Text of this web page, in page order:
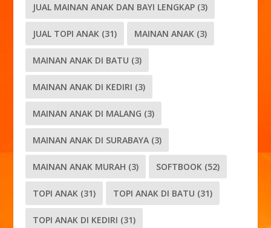
JUAL MAINAN ANAK DAN BAYI LENGKAP (3)
JUAL TOPI ANAK (31) MAINAN ANAK (3)
MAINAN ANAK DI BATU (3)
MAINAN ANAK DI KEDIRI (3)
MAINAN ANAK DI MALANG (3)
MAINAN ANAK DI SURABAYA (3)
MAINAN ANAK MURAH (3) SOFTBOOK (52)
TOPI ANAK (31) TOPI ANAK DI BATU (31)
TOPI ANAK DI KEDIRI (31)